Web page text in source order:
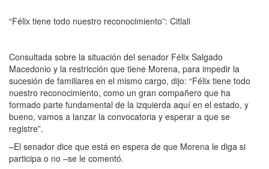
“Félix tiene todo nuestro reconocimiento”: Citlali
Consultada sobre la situación del senador Félix Salgado
Macedonio y la restricción que tiene Morena, para impedir la
sucesión de familiares en el mismo cargo, dijo: “Félix tiene todo
nuestro reconocimiento, como un gran compañero que ha
formado parte fundamental de la izquierda aquí en el estado, y
bueno, vamos a lanzar la convocatoria y esperar a que se
registre”.
–El senador dice que está en espera de que Morena le diga si
participa o no –se le comentó.